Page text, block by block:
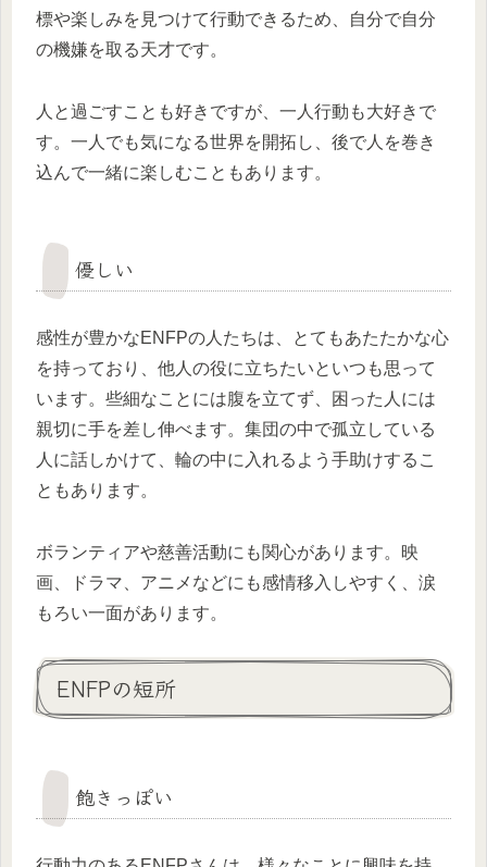
標や楽しみを見つけて行動できるため、自分で自分
の機嫌を取る天才です。
人と過ごすことも好きですが、一人行動も大好きで
す。一人でも気になる世界を開拓し、後で人を巻き
込んで一緒に楽しむこともあります。
優しい
感性が豊かなENFPの人たちは、とてもあたたかな心
を持っており、他人の役に立ちたいといつも思って
います。些細なことには腹を立てず、困った人には
親切に手を差し伸べます。集団の中で孤立している
人に話しかけて、輪の中に入れるよう手助けするこ
ともあります。
ボランティアや慈善活動にも関心があります。映
画、ドラマ、アニメなどにも感情移入しやすく、涙
もろい一面があります。
ENFPの短所
飽きっぽい